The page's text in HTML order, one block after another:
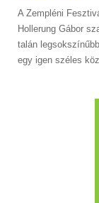
A Zempléni
Hollerung Gábor
talán
egy igen széles